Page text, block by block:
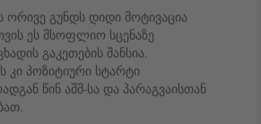
ორივე გუნდს დიდი მოტივაცია
ეს მსოფლიო სცენაზე
გაკეთების შანსია.
კი პოზიტიური სტარტი
წინ აშშ-სა და პარაგვაისთან